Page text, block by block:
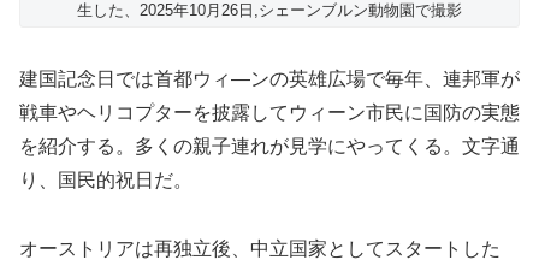
生した、2025年10月26日,シェーンブルン動物園で撮影
建国記念日では首都ウィ―ンの英雄広場で毎年、連邦軍が
戦車やヘリコプターを披露してウィーン市民に国防の実態
を紹介する。多くの親子連れが見学にやってくる。文字通
り、国民的祝日だ。
オーストリアは再独立後、中立国家としてスタートした